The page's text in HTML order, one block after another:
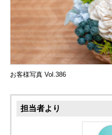
お客様写真 Vol.386
担当者より